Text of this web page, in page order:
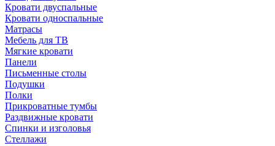
Кровати двуспальные
Кровати односпальные
Матрасы
Мебель для ТВ
Мягкие кровати
Панели
Письменные столы
Подушки
Полки
Прикроватные тумбы
Раздвижные кровати
Спинки и изголовья
Стеллажи